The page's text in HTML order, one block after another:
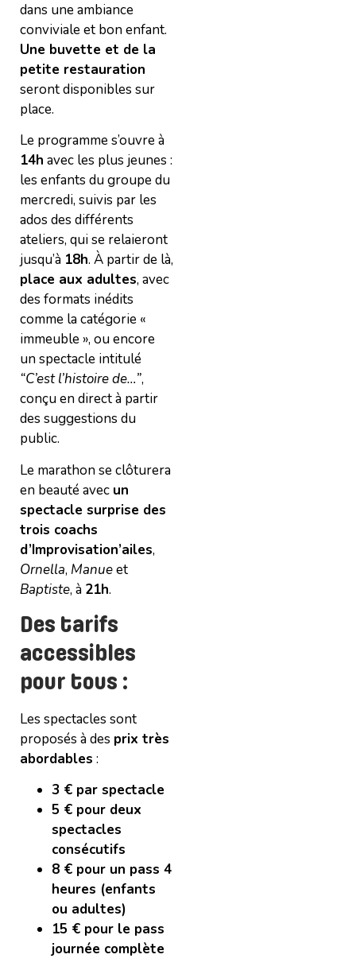
dans une ambiance
conviviale et bon enfant.
Une buvette et de la
petite restauration
seront disponibles sur
place.
Le programme s’ouvre à
14h avec les plus jeunes :
les enfants du groupe du
mercredi, suivis par les
ados des différents
ateliers, qui se relaieront
jusqu’à 18h. À partir de là,
place aux adultes, avec
des formats inédits
comme la catégorie «
immeuble », ou encore
un spectacle intitulé
“C’est l’histoire de…”,
conçu en direct à partir
des suggestions du
public.
Le marathon se clôturera
en beauté avec un
spectacle surprise des
trois coachs
d’Improvisation’ailes,
Ornella, Manueet
Baptiste, à 21h.
Des tarifs
accessibles
pour tous :
Les spectacles sont
proposés à des prix très
abordables :
3 € par spectacle
5 € pour deux
spectacles
consécutifs
8 € pour un pass 4
heures (enfants
ou adultes)
15 € pour le pass
journée complète